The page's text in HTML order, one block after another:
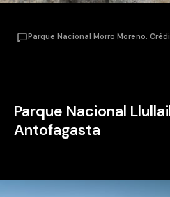
Parque Nacional Morro Moreno.
Parque Nacional
Antofagasta